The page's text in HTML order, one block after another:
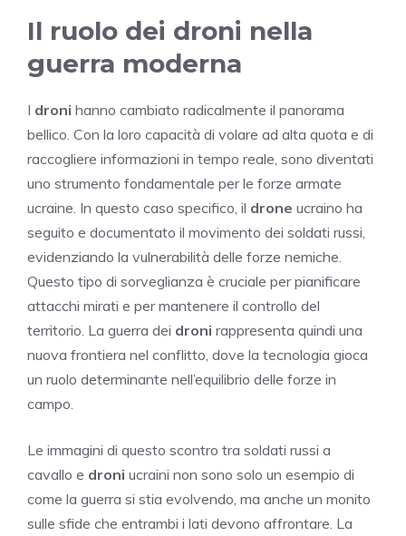
Il ruolo dei droni nella
guerra moderna
I droni hanno cambiato radicalmente il panorama
bellico. Con la loro capacità di volare ad alta quota e di
raccogliere informazioni in tempo reale, sono diventati
uno strumento fondamentale per le forze armate
ucraine. In questo caso specifico, il drone ucraino ha
seguito e documentato il movimento dei soldati russi,
evidenziando la vulnerabilità delle forze nemiche.
Questo tipo di sorveglianza è cruciale per pianificare
attacchi mirati e per mantenere il controllo del
territorio. La guerra dei droni rappresenta quindi una
nuova frontiera nel conflitto, dove la tecnologia gioca
un ruolo determinante nell’equilibrio delle forze in
campo.
Le immagini di questo scontro tra soldati russi a
cavallo e droni ucraini non sono solo un esempio di
come la guerra si stia evolvendo, ma anche un monito
sulle sfide che entrambi i lati devono affrontare. La